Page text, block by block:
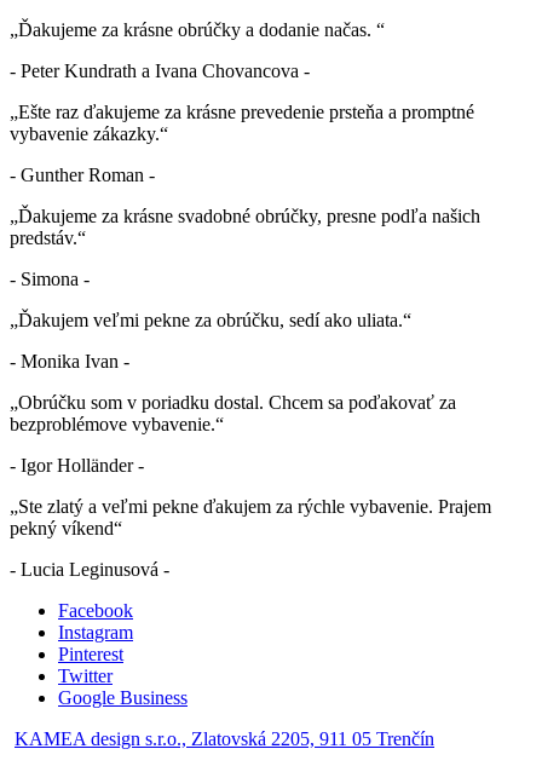
„Ďakujeme za krásne obrúčky a dodanie načas. “
- Peter Kundrath a Ivana Chovancova -
„Ešte raz ďakujeme za krásne prevedenie prsteňa a promptné
vybavenie zákazky.“
- Gunther Roman -
„Ďakujeme za krásne svadobné obrúčky, presne podľa našich
predstáv.“
- Simona -
„Ďakujem veľmi pekne za obrúčku, sedí ako uliata.“
- Monika Ivan -
„Obrúčku som v poriadku dostal. Chcem sa poďakovať za
bezproblémove vybavenie.“
- Igor Holländer -
„Ste zlatý a veľmi pekne ďakujem za rýchle vybavenie. Prajem
pekný víkend“
- Lucia Leginusová -
Facebook
Instagram
Pinterest
Twitter
Google Business
KAMEA design s.r.o., Zlatovská 2205, 911 05 Trenčín